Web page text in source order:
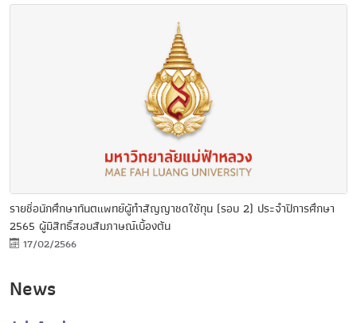
รายชื่อนักศึกษาทันตแพทย์ผู้ทำสัญญาชดใช้ทุน (รอบ 2) ประจำปีการศึกษา
2565 ผู้มีสิทธิ์สอบสัมภาษณ์เบื้องต้น
17/02/2566
News